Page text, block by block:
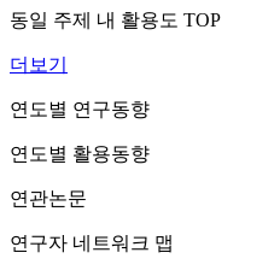
동일 주제 내 활용도 TOP
더보기
연도별 연구동향
연도별 활용동향
연관논문
연구자 네트워크 맵